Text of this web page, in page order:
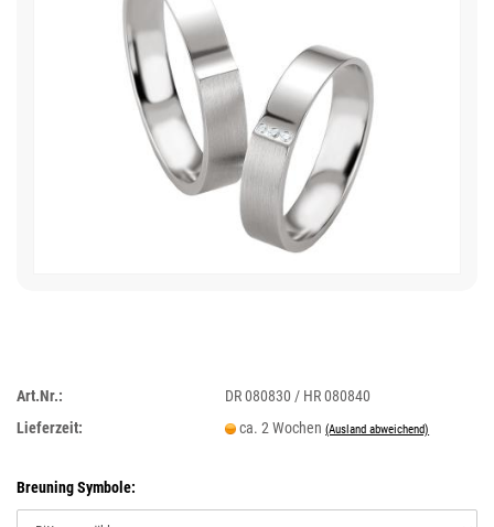
Art.Nr.:
DR 080830 / HR 080840
Lieferzeit:
ca. 2 Wochen(Ausland abweichend)
Breuning Symbole: